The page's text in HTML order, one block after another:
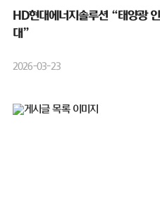
HD현대에너지솔루션 “태양광
대”
2026-03-23